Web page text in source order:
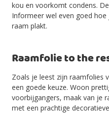
kou en voorkomt condens.
Informeer wel even goed
raam plakt.
Raamfolie to the
Zoals je leest zijn raamfolies
een goede keuze. Woon
voorbijgangers, maak van je
met een prachtige